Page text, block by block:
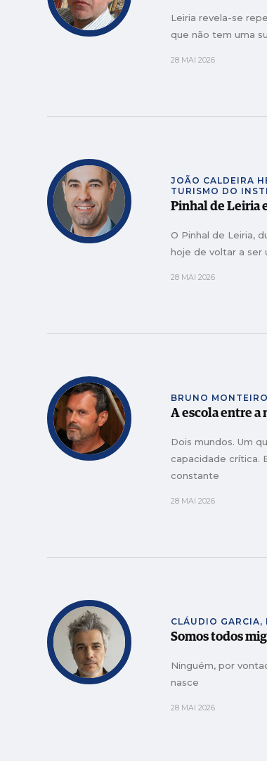
Leiria revela-se
que não tem uma
28 MAI 2026
JOÃO CALDEIRA
TURISMO DO
Pinhal de Leiria
O Pinhal de Leiria,
hoje de voltar a ser
28 MAI 2026
BRUNO
A escola entre a
Dois mundos. Um
capacidade crítica.
constante
28 MAI 2026
CLÁUDIO GARCIA,
Somos todos
Ninguém, por
nasce
28 MAI 2026